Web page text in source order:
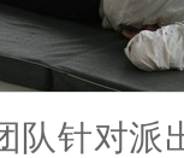
队针对派